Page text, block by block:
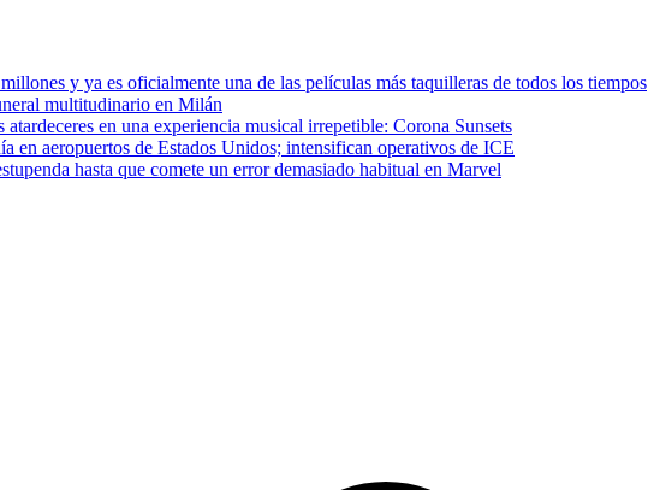
y ya es oficialmente una de las películas más taquilleras de todos los tiempos
multitudinario en Milán
en una experiencia musical irrepetible: Corona Sunsets
en aeropuertos de Estados Unidos; intensifican operativos de ICE
hasta que comete un error demasiado habitual en Marvel